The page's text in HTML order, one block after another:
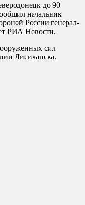
до 90
начальник
России генерал-
РИА Новости.
сил
Лисичанска.